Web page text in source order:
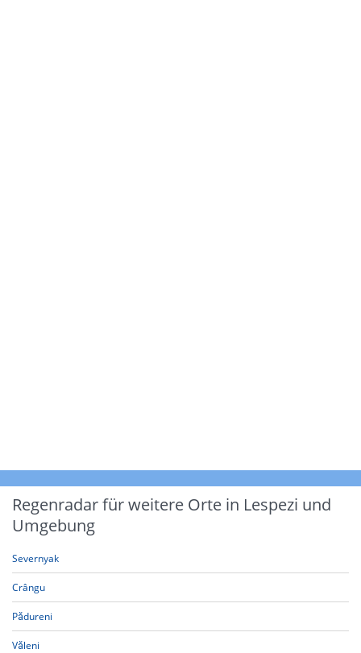
Regenradar für weitere Orte in Lespezi und
Umgebung
Severnyak
Crângu
Pădureni
Văleni